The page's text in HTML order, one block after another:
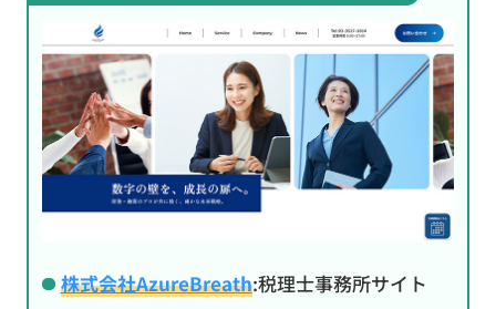
株式会社AzureBreath:税理士事務所サイト